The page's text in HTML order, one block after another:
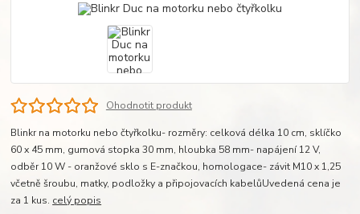
Ohodnotit produkt
Blinkr na motorku nebo čtyřkolku- rozměry: celková délka 10 cm, sklíčko
60 x 45 mm, gumová stopka 30 mm, hloubka 58 mm- napájení 12 V,
odběr 10 W - oranžové sklo s E-značkou, homologace- závit M10 x 1,25
včetně šroubu, matky, podložky a připojovacích kabelůUvedená cena je
za 1 kus. celý popis